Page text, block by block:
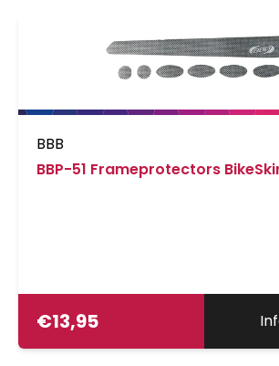
BBB
BBP-51 Frameprotectors
€13,95